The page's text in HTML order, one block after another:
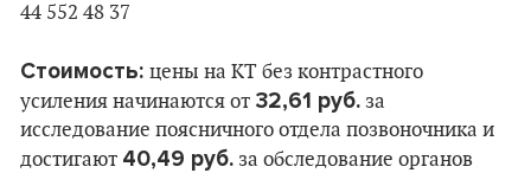
44 552 48 37
Стоимость: цены на КТ без контрастного
усиления начинаются от 32,61 руб. за
исследование поясничного отдела позвоночника и
достигают 40,49 руб. за обследование органов